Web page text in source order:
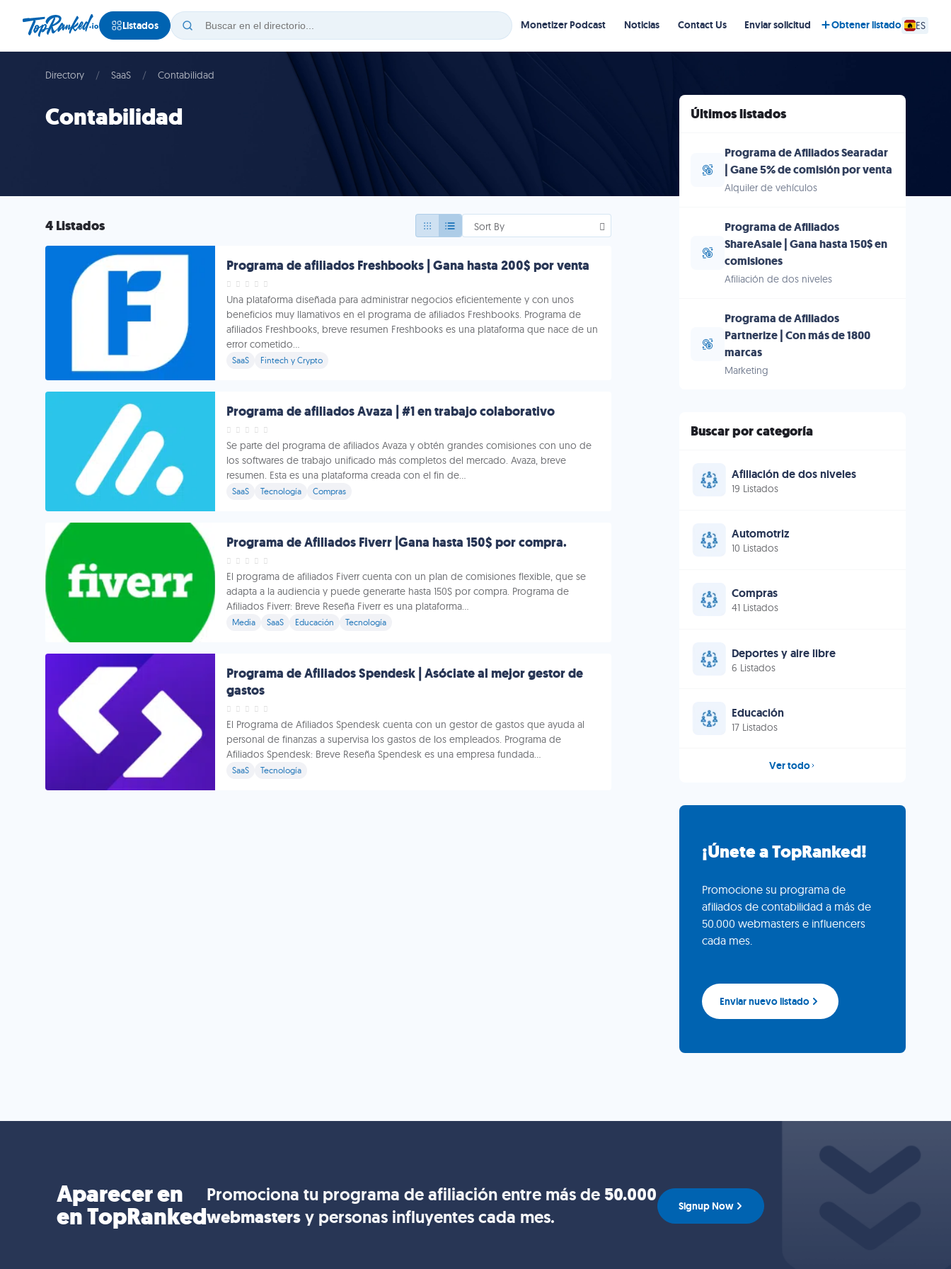
Listados Monetizer Podcast Noticias Contact Us Enviar solicitud Obtener listado ES
Directory SaaS Contabilidad
Contabilidad
4 Listados Sort By
Programa de afiliados Freshbooks | Gana hasta 200$ por venta
Una plataforma diseñada para administrar negocios eficientemente y con unos
beneficios muy llamativos en el programa de afiliados Freshbooks. Programa de
afiliados Freshbooks, breve resumen Freshbooks es una plataforma que nace de un
error cometido...
SaaS Fintech y Crypto
Programa de afiliados Avaza | #1 en trabajo colaborativo
Se parte del programa de afiliados Avaza y obtén grandes comisiones con uno de
los softwares de trabajo unificado más completos del mercado. Avaza, breve
resumen. Esta es una plataforma creada con el fin de...
SaaS Tecnología Compras
Programa de Afiliados Fiverr |Gana hasta 150$ por compra.
El programa de afiliados Fiverr cuenta con un plan de comisiones flexible, que se
adapta a la audiencia y puede generarte hasta 150$ por compra. Programa de
Afiliados Fiverr: Breve Reseña Fiverr es una plataforma...
Media SaaS Educación Tecnología
Programa de Afiliados Spendesk | Asóciate al mejor gestor de
gastos
El Programa de Afiliados Spendesk cuenta con un gestor de gastos que ayuda al
personal de finanzas a supervisa los gastos de los empleados. Programa de
Afiliados Spendesk: Breve Reseña Spendesk es una empresa fundada...
SaaS Tecnología
Últimos listados
Programa de Afiliados Searadar
| Gane 5% de comisión por venta
Alquiler de vehículos
Programa de Afiliados
ShareAsale | Gana hasta 150$ en
comisiones
Afiliación de dos niveles
Programa de Afiliados
Partnerize | Con más de 1800
marcas
Marketing
Buscar por categoría
Afiliación de dos niveles
19 Listados
Automotriz
10 Listados
Compras
41 Listados
Deportes y aire libre
6 Listados
Educación
17 Listados
Ver todo
¡Únete a TopRanked!
Promocione su programa de
afiliados de contabilidad a más de
50.000 webmasters e influencers
cada mes.
Enviar nuevo listado
Aparecer en
en TopRanked
Promociona tu programa de afiliación entre más de 50.000
webmastersy personas influyentes cada mes. Signup Now